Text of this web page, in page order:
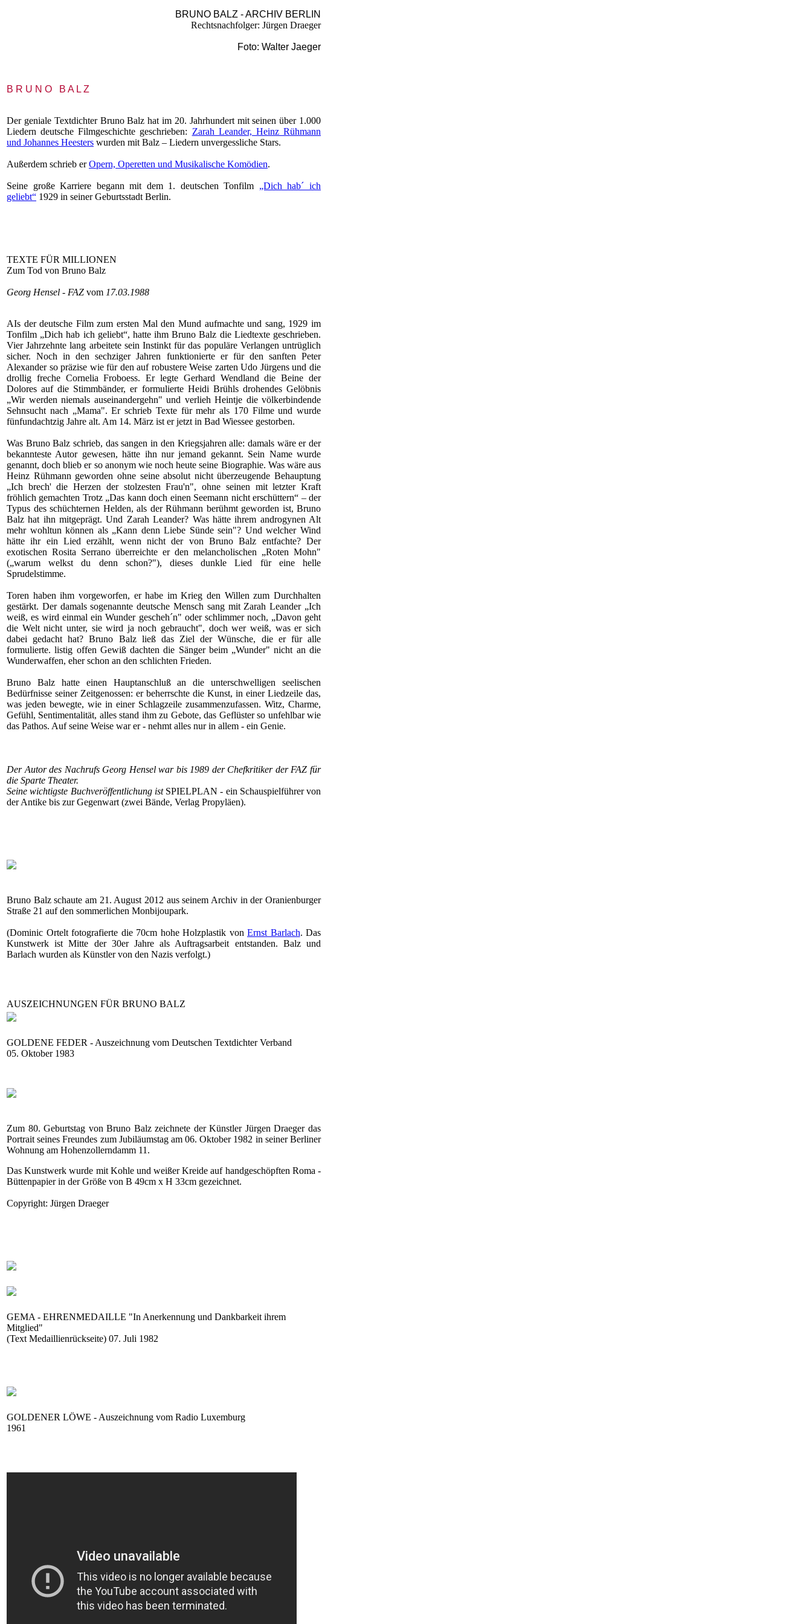
BRUNO BALZ - ARCHIV BERLIN
Rechtsnachfolger: Jürgen Draeger
Foto: Walter Jaeger
B R U N O B A L Z
Der geniale Textdichter Bruno Balz hat im 20. Jahrhundert mit seinen über 1.000
Liedern deutsche Filmgeschichte geschrieben: Zarah Leander, Heinz Rühmann
und Johannes Heesters wurden mit Balz – Liedern unvergessliche Stars.
Außerdem schrieb erOpern, Operetten und Musikalische Komödien.
Seine große Karriere begann mit dem 1. deutschen Tonfilm „Dich hab´ ich
geliebt“ 1929 in seiner Geburtsstadt Berlin.
TEXTE FÜR MILLIONEN
Zum Tod von Bruno Balz
Georg Hensel - FAZ vom 17.03.1988
AIs der deutsche Film zum ersten Mal den Mund aufmachte und sang, 1929 im
Tonfilm „Dich hab ich geliebt“, hatte ihm Bruno Balz die Liedtexte geschrieben.
Vier Jahrzehnte lang arbeitete sein Instinkt für das populäre Verlangen untrüglich
sicher. Noch in den sechziger Jahren funktionierte er für den sanften Peter
Alexander so präzise wie für den auf robustere Weise zarten Udo Jürgens und die
drollig freche Cornelia Froboess. Er legte Gerhard Wendland die Beine der
Dolores auf die Stimmbänder, er formulierte Heidi Brühls drohendes Gelöbnis
„Wir werden niemals auseinandergehn" und verlieh Heintje die völkerbindende
Sehnsucht nach „Mama". Er schrieb Texte für mehr als 170 Filme und wurde
fünfundachtzig Jahre alt. Am 14. März ist er jetzt in Bad Wiessee gestorben.
Was Bruno Balz schrieb, das sangen in den Kriegsjahren alle: damals wäre er der
bekannteste Autor gewesen, hätte ihn nur jemand gekannt. Sein Name wurde
genannt, doch blieb er so anonym wie noch heute seine Biographie. Was wäre aus
Heinz Rühmann geworden ohne seine absolut nicht überzeugende Behauptung
„Ich brech' die Herzen der stolzesten Frau'n", ohne seinen mit letzter Kraft
fröhlich gemachten Trotz „Das kann doch einen Seemann nicht erschüttern“ – der
Typus des schüchternen Helden, als der Rühmann berühmt geworden ist, Bruno
Balz hat ihn mitgeprägt. Und Zarah Leander? Was hätte ihrem androgynen Alt
mehr wohltun können als „Kann denn Liebe Sünde sein"? Und welcher Wind
hätte ihr ein Lied erzählt, wenn nicht der von Bruno Balz entfachte? Der
exotischen Rosita Serrano überreichte er den melancholischen „Roten Mohn"
(„warum welkst du denn schon?"), dieses dunkle Lied für eine helle
Sprudelstimme.
Toren haben ihm vorgeworfen, er habe im Krieg den Willen zum Durchhalten
gestärkt. Der damals sogenannte deutsche Mensch sang mit Zarah Leander „Ich
weiß, es wird einmal ein Wunder gescheh´n" oder schlimmer noch, „Davon geht
die Welt nicht unter, sie wird ja noch gebraucht", doch wer weiß, was er sich
dabei gedacht hat? Bruno Balz ließ das Ziel der Wünsche, die er für alle
formulierte. listig offen Gewiß dachten die Sänger beim „Wunder" nicht an die
Wunderwaffen, eher schon an den schlichten Frieden.
Bruno Balz hatte einen Hauptanschluß an die unterschwelligen seelischen
Bedürfnisse seiner Zeitgenossen: er beherrschte die Kunst, in einer Liedzeile das,
was jeden bewegte, wie in einer Schlagzeile zusammenzufassen. Witz, Charme,
Gefühl, Sentimentalität, alles stand ihm zu Gebote, das Geflüster so unfehlbar wie
das Pathos. Auf seine Weise war er - nehmt alles nur in allem - ein Genie.
Der Autor des Nachrufs Georg Hensel war bis 1989 der Chefkritiker der FAZ für
die Sparte Theater.
Seine wichtigste Buchveröffentlichung ist SPIELPLAN - ein Schauspielführer von
der Antike bis zur Gegenwart (zwei Bände, Verlag Propyläen).
Bruno Balz schaute am 21. August 2012 aus seinem Archiv in der Oranienburger
Straße 21 auf den sommerlichen Monbijoupark.
(Dominic Ortelt fotografierte die 70cm hohe Holzplastik von Ernst Barlach. Das
Kunstwerk ist Mitte der 30er Jahre als Auftragsarbeit entstanden. Balz und
Barlach wurden als Künstler von den Nazis verfolgt.)
AUSZEICHNUNGEN FÜR BRUNO BALZ
GOLDENE FEDER - Auszeichnung vom Deutschen Textdichter Verband
05. Oktober 1983
Zum 80. Geburtstag von Bruno Balz zeichnete der Künstler Jürgen Draeger das
Portrait seines Freundes zum Jubiläumstag am 06. Oktober 1982 in seiner Berliner
Wohnung am Hohenzollerndamm 11.
Das Kunstwerk wurde mit Kohle und weißer Kreide auf handgeschöpften Roma -
Büttenpapier in der Größe von B 49cm x H 33cm gezeichnet.
Copyright: Jürgen Draeger
GEMA - EHRENMEDAILLE "In Anerkennung und Dankbarkeit ihrem
Mitglied"
(Text Medaillienrückseite) 07. Juli 1982
GOLDENER LÖWE - Auszeichnung vom Radio Luxemburg
1961